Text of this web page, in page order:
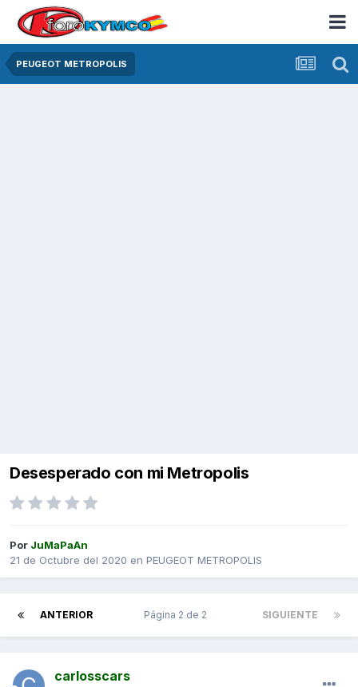
PEUGEOT METROPOLIS
Desesperado con mi Metropolis
Por JuMaPaAn
21 de Octubre del 2020 en PEUGEOT METROPOLIS
ANTERIOR SIGUIENTE
Página 2 de 2
carlosscars